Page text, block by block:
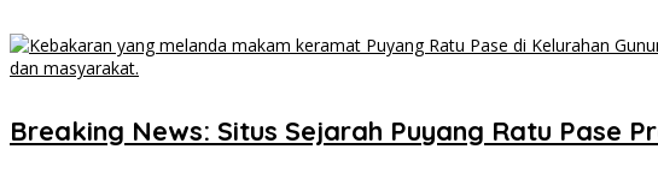
Breaking News: Situs Sejarah Puyang Ratu Pase